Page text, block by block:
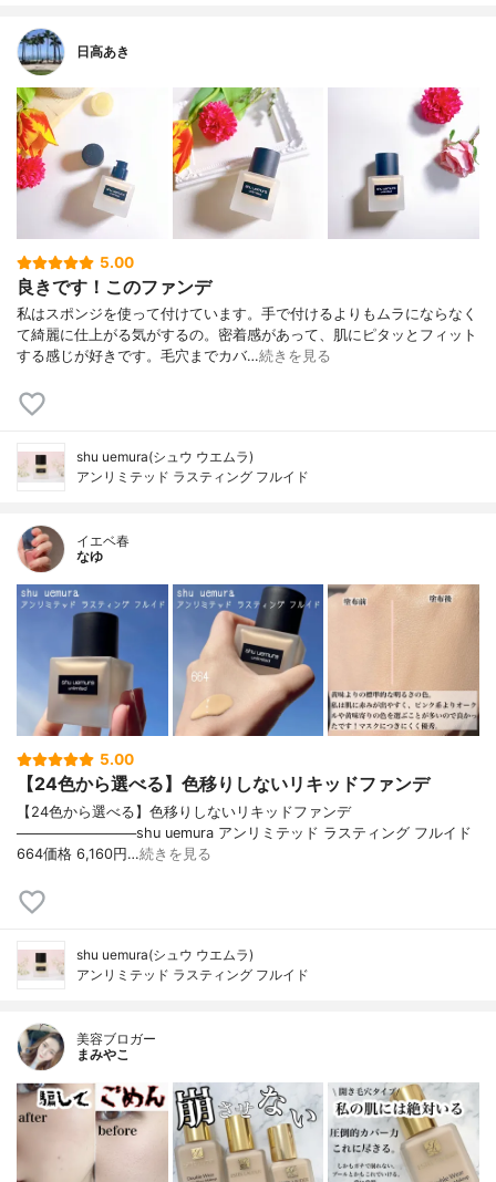
日高あき
5.00
良きです！このファンデ
私はスポンジを使って付けています。手で付けるよりもムラにならなく
て綺麗に仕上がる気がするの。密着感があって、肌にピタッとフィット
する感じが好きです。毛穴までカバ…続きを見る
shu uemura(シュウ ウエムラ)
アンリミテッド ラスティング フルイド
イエベ春
なゆ
5.00
【24色から選べる】色移りしないリキッドファンデ
【24色から選べる】色移りしないリキッドファンデ
────────────shu uemura アンリミテッド ラスティング フルイド
664価格 6,160円…続きを見る
shu uemura(シュウ ウエムラ)
アンリミテッド ラスティング フルイド
美容ブロガー
まみやこ